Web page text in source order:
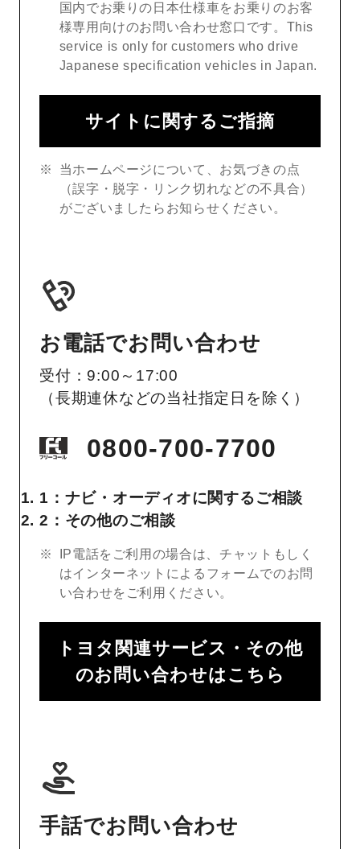
国内でお乗りの日本仕様車をお乗りのお客
様専用向けのお問い合わせ窓口です。This
service is only for customers who drive
Japanese specification vehicles in Japan.
サイトに関するご指摘
当ホームページについて、お気づきの点
（誤字・脱字・リンク切れなどの不具合）
がございましたらお知らせください。
お電話でお問い合わせ
受付：9:00～17:00
（長期連休などの当社指定日を除く）
0800-700-7700
1：ナビ・オーディオに関するご相談
2：その他のご相談
IP電話をご利用の場合は、チャットもしく
はインターネットによるフォームでのお問
い合わせをご利用ください。
トヨタ関連サービス・その他
のお問い合わせはこちら
手話でお問い合わせ